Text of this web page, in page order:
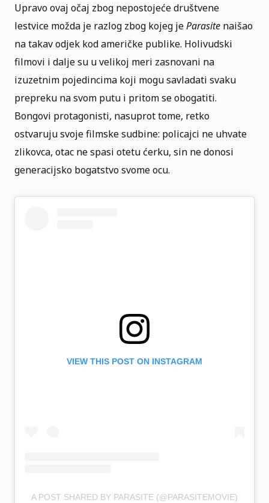
Upravo ovaj očaj zbog nepostojeće društvene
lestvice možda je razlog zbog kojeg jeParasite naišao
na takav odjek kod američke publike. Holivudski
filmovi i dalje su u velikoj meri zasnovani na
izuzetnim pojedincima koji mogu savladati svaku
prepreku na svom putu i pritom se obogatiti.
Bongovi protagonisti, nasuprot tome, retko
ostvaruju svoje filmske sudbine: policajci ne uhvate
zlikovca, otac ne spasi otetu ćerku, sin ne donosi
generacijsko bogatstvo svome ocu.
VIEW THIS POST ON INSTAGRAM
A POST SHARED BY PARASITE (@PARASITEMOVIE)